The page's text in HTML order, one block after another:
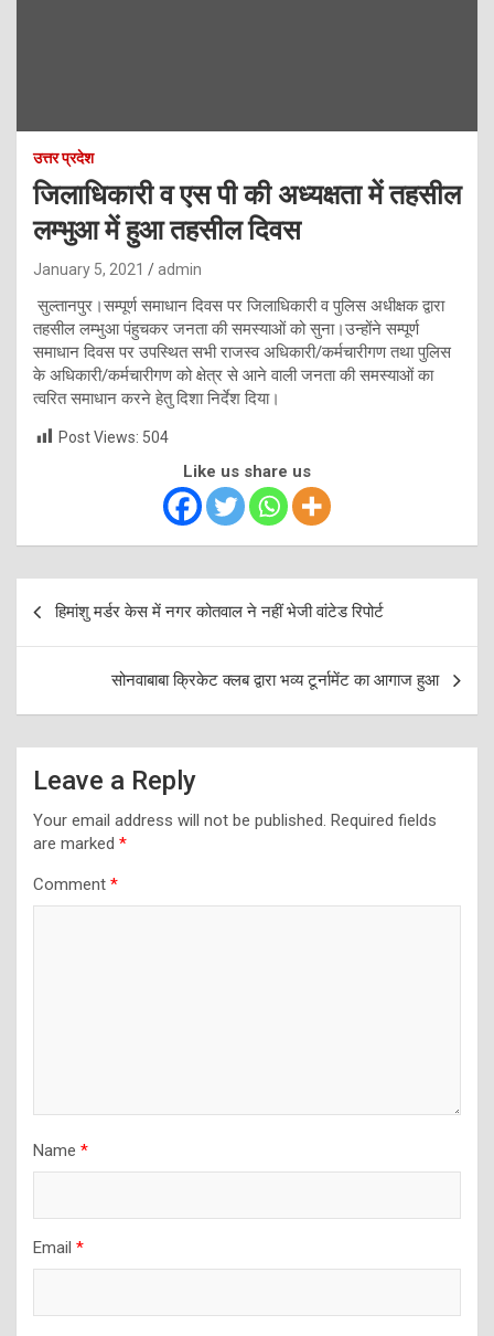
उत्तर प्रदेश
जिलाधिकारी व एस पी की अध्यक्षता में तहसील
लम्भुआ में हुआ तहसील दिवस
January 5, 2021 admin
सुल्तानपुर।सम्पूर्ण समाधान दिवस पर जिलाधिकारी व पुलिस अधीक्षक द्वारा
तहसील लम्भुआ पंहुचकर जनता की समस्याओं को सुना।उन्होंने सम्पूर्ण
समाधान दिवस पर उपस्थित सभी राजस्व अधिकारी/कर्मचारीगण तथा पुलिस
के अधिकारी/कर्मचारीगण को क्षेत्र से आने वाली जनता की समस्याओं का
त्वरित समाधान करने हेतु दिशा निर्देश दिया।
Post Views: 504
Like us share us
Post
navigation
हिमांशु मर्डर केस में नगर कोतवाल ने नहीं भेजी वांटेड रिपोर्ट
सोनवाबाबा क्रिकेट क्लब द्वारा भव्य टूर्नामेंट का आगाज हुआ
Leave a Reply
Your email address will not be published. Required fields
are marked *
Comment *
Name *
Email *